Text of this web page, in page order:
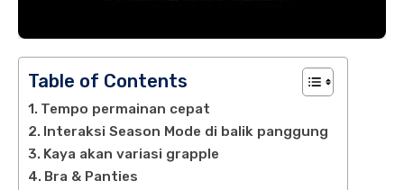
Table of Contents
Tempo permainan cepat
Interaksi Season Mode di balik panggung
Kaya akan variasi grapple
Bra & Panties